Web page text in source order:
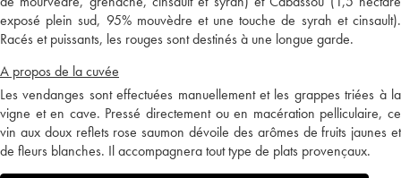
exposé plein sud, 95% mouvèdre et une touche de syrah et cinsault).
Racés et puissants, les rouges sont destinés à une longue garde.
A propos de la cuvée
Les vendanges sont effectuées manuellement et les grappes triées à la
vigne et en cave. Pressé directement ou en macération pelliculaire, ce
vin aux doux reflets rose saumon dévoile des arômes de fruits jaunes et
de fleurs blanches. Il accompagnera tout type de plats provençaux.